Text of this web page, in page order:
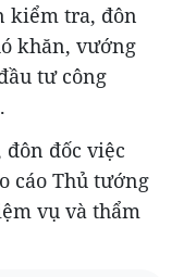
kiểm tra, đôn
khăn, vướng
tư công
đốc việc
cáo Thủ tướng
vụ và thẩm